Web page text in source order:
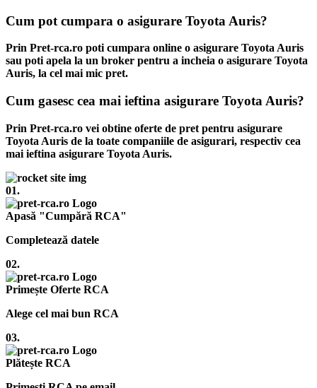
Cum pot cumpara o asigurare Toyota Auris?
Prin Pret-rca.ro poti cumpara online o asigurare Toyota Auris
sau poti apela la un broker pentru a incheia o asigurare Toyota
Auris, la cel mai mic pret.
Cum gasesc cea mai ieftina asigurare Toyota Auris?
Prin Pret-rca.ro vei obtine oferte de pret pentru asigurare
Toyota Auris de la toate companiile de asigurari, respectiv cea
mai ieftina asigurare Toyota Auris.
01.
Apasă "Cumpără RCA"
Completează datele
02.
Primește Oferte RCA
Alege cel mai bun RCA
03.
Plătește RCA